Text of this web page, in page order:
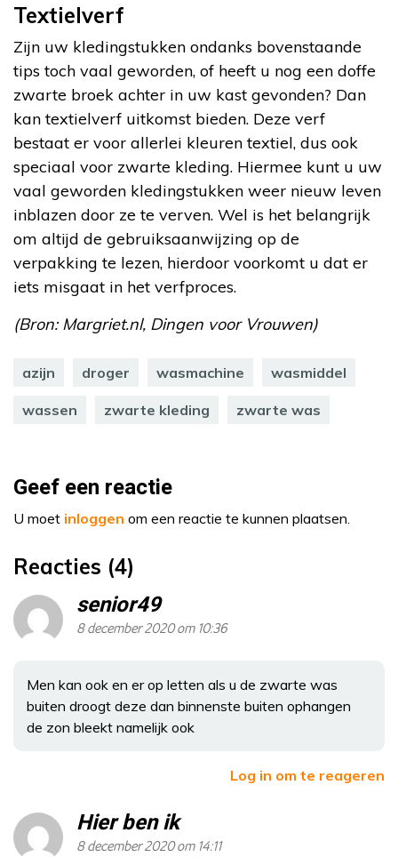
Textielverf
Zijn uw kledingstukken ondanks bovenstaande
tips toch vaal geworden, of heeft u nog een doffe
zwarte broek achter in uw kast gevonden? Dan
kan textielverf uitkomst bieden. Deze verf
bestaat er voor allerlei kleuren textiel, dus ook
speciaal voor zwarte kleding. Hiermee kunt u uw
vaal geworden kledingstukken weer nieuw leven
inblazen door ze te verven. Wel is het belangrijk
om altijd de gebruiksaanwijzing op de
verpakking te lezen, hierdoor voorkomt u dat er
iets misgaat in het verfproces.
(Bron: Margriet.nl, Dingen voor Vrouwen)
azijn droger wasmachine wasmiddel
wassen zwarte kleding zwarte was
Geef een reactie
U moet inloggen om een reactie te kunnen plaatsen.
Reacties (4)
senior49
8 december 2020 om 10:36
Men kan ook en er op letten als u de zwarte was
buiten droogt deze dan binnenste buiten ophangen
de zon bleekt namelijk ook
Log in om te reageren
Hier ben ik
8 december 2020 om 14:11